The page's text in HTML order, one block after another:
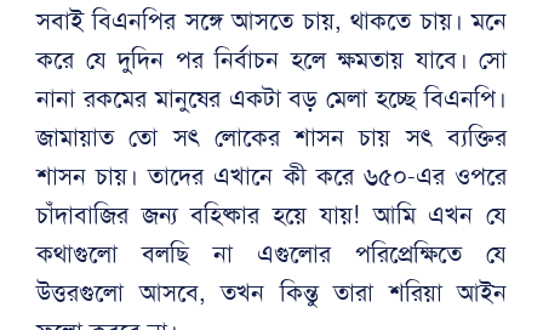
সবাই বিএনপির সঙ্গে আসতে চায়, থাকতে চায়। মনে
করে যে দুদিন পর নির্বাচন হলে ক্ষমতায় যাবে। সো
নানা রকমের মানুষের একটা বড় মেলা হচ্ছে বিএনপি।
জামায়াত তো সৎ লোকের শাসন চায় সৎ ব্যক্তির
শাসন চায়। তাদের এখানে কী করে ৬৫০-এর ওপরে
চাঁদাবাজির জন্য বহিষ্কার হয়ে যায়! আমি এখন যে
কথাগুলো বলছি না এগুলোর পরিপ্রেক্ষিতে যে
উত্তরগুলো আসবে, তখন কিন্তু তারা শরিয়া আইন